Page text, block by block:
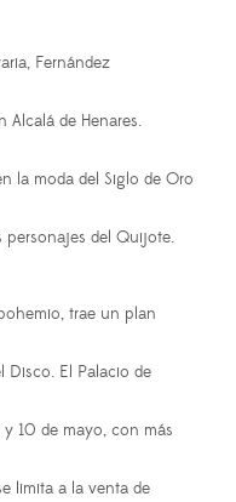
Fernández
Alcalá de Henares.
la moda del Siglo de Oro
personajes del Quijote.
trae un plan
Disco. El Palacio de
10 de mayo, con más
limita a la venta de